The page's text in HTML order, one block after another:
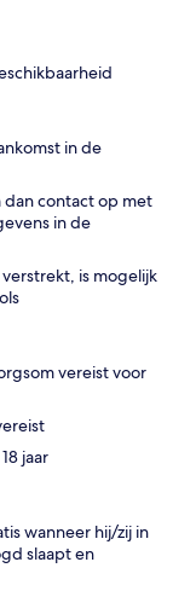
in de
contact op met
in de
is mogelijk
vereist voor
jaar
wanneer hij/zij in
slaapt en